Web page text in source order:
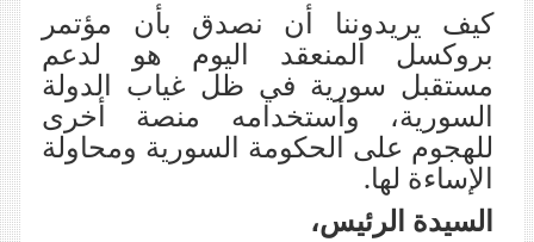
كيف يريدوننا أن نصدق بأن مؤتمر
بروكسل المنعقد اليوم هو لدعم
مستقبل سورية في ظل غياب الدولة
السورية، وأستخدامه منصة أخرى
للهجوم على الحكومة السورية ومحاولة
الإساءة لها.
السيدة الرئيس،